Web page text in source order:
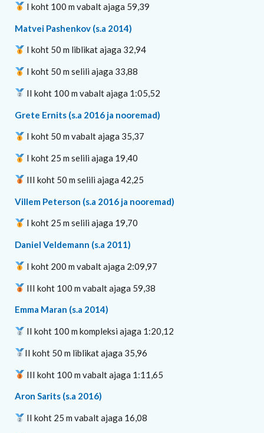
I koht 100 m vabalt ajaga 59,39
Matvei Pashenkov (s.a 2014)
I koht 50 m liblikat ajaga 32,94
I koht 50 m selili ajaga 33,88
II koht 100 m vabalt ajaga 1:05,52
Grete Ernits (s.a 2016 ja nooremad)
I koht 50 m vabalt ajaga 35,37
I koht 25 m selili ajaga 19,40
III koht 50 m selili ajaga 42,25
Villem Peterson (s.a 2016 ja nooremad)
I koht 25 m selili ajaga 19,70
Daniel Veldemann (s.a 2011)
I koht 200 m vabalt ajaga 2:09,97
III koht 100 m vabalt ajaga 59,38
Emma Maran (s.a 2014)
II koht 100 m kompleksi ajaga 1:20,12
II koht 50 m liblikat ajaga 35,96
III koht 100 m vabalt ajaga 1:11,65
Aron Sarits (s.a 2016)
II koht 25 m vabalt ajaga 16,08